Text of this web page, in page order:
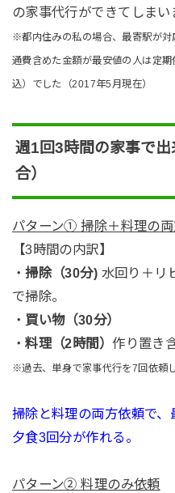
の家事代行ができてしまい
※都内住みの私の場合、最寄駅が
通費含めた金額が最安値の人は定
込）でした（2017年5月現在）
週1回3時間の家事で
合）
パターン① 掃除＋料理の
【3時間の内訳】
・掃除（30分) 水回り＋リ
で掃除。
・ 買い物（30分）
・料理（2時間）作り置き
※過去、単身で家事代行を7回依頼
掃除と料理の両方依頼で
夕食3回分が作れる。
パターン② 料理のみ依頼